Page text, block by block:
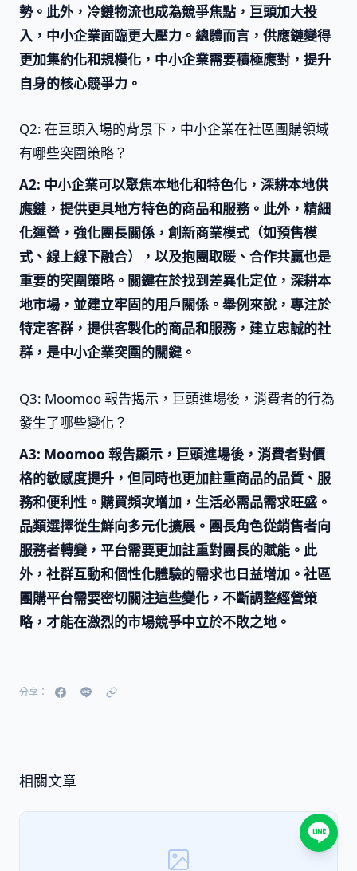
勢。此外，冷鏈物流也成為競爭焦點，巨頭加大投
入，中小企業面臨更大壓力。總體而言，供應鏈變得
更加集約化和規模化，中小企業需要積極應對，提升
自身的核心競爭力。
Q2: 在巨頭入場的背景下，中小企業在社區團購領域
有哪些突圍策略？
A2: 中小企業可以聚焦本地化和特色化，深耕本地供
應鏈，提供更具地方特色的商品和服務。此外，精細
化運營，強化團長關係，創新商業模式（如預售模
式、線上線下融合），以及抱團取暖、合作共贏也是
重要的突圍策略。關鍵在於找到差異化定位，深耕本
地市場，並建立牢固的用戶關係。舉例來說，專注於
特定客群，提供客製化的商品和服務，建立忠誠的社
群，是中小企業突圍的關鍵。
Q3: Moomoo 報告揭示，巨頭進場後，消費者的行為
發生了哪些變化？
A3: Moomoo 報告顯示，巨頭進場後，消費者對價
格的敏感度提升，但同時也更加註重商品的品質、服
務和便利性。購買頻次增加，生活必需品需求旺盛。
品類選擇從生鮮向多元化擴展。團長角色從銷售者向
服務者轉變，平台需要更加註重對團長的賦能。此
外，社群互動和個性化體驗的需求也日益增加。社區
團購平台需要密切關注這些變化，不斷調整經營策
略，才能在激烈的市場競爭中立於不敗之地。
分享：
相關文章